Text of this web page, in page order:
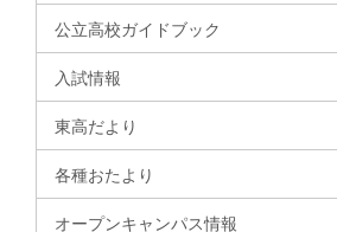
公立高校ガイドブック
入試情報
東高だより
各種おたより
オープンキャンパス情報